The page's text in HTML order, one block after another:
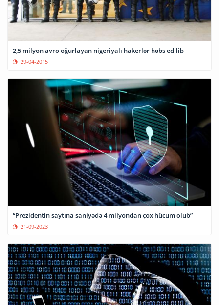
2,5 milyon avro oğurlayan nigeriyalı hakerlər həbs edilib
29-04-2015
“Prezidentin saytına saniyədə 4 milyondan çox hücum olub”
21-09-2023